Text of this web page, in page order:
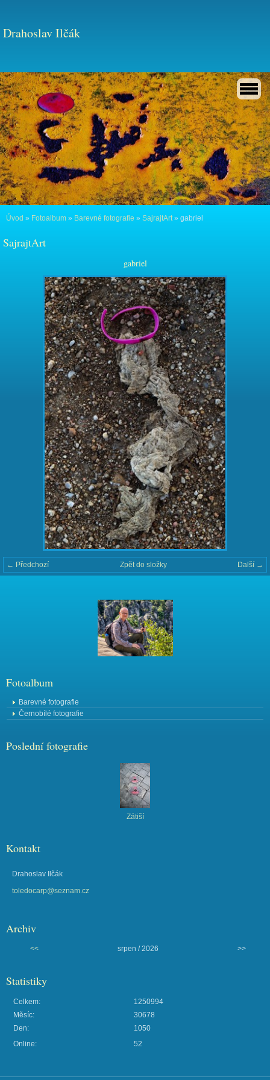
Drahoslav Ilčák
Úvod » Fotoalbum » Barevné fotografie » SajrajtArt» gabriel
SajrajtArt
gabriel
← Předchozí Další →
Zpět do složky
Fotoalbum
Barevné fotografie
Černobílé fotografie
Poslední fotografie
Zátiší
Kontakt
Drahoslav Ilčák
toledocarp@seznam.cz
Archiv
<< srpen / 2026 >>
Statistiky
Online: 52
Celkem:
1250994
Měsíc:
30678
Den:
1050